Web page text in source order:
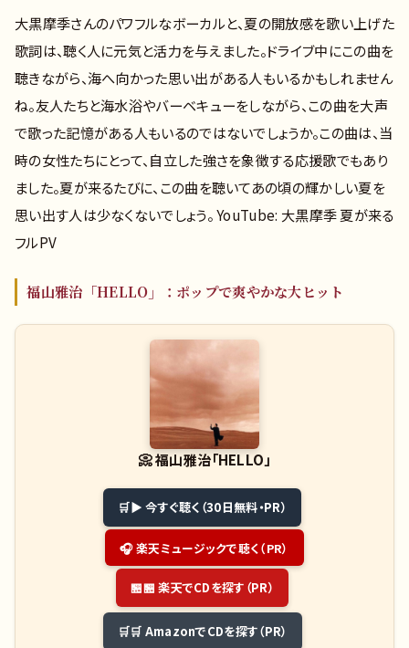
大黒摩季さんのパワフルなボーカルと、夏の開放感を歌い上げた
歌詞は、聴く人に元気と活力を与えました。ドライブ中にこの曲を
聴きながら、海へ向かった思い出がある人もいるかもしれません
ね。友人たちと海水浴やバーベキューをしながら、この曲を大声
で歌った記憶がある人もいるのではないでしょうか。この曲は、当
時の女性たちにとって、自立した強さを象徴する応援歌でもあり
ました。夏が来るたびに、この曲を聴いてあの頃の輝かしい夏を
思い出す人は少なくないでしょう。 YouTube: 大黒摩季 夏が来る
フルPV
福山雅治「HELLO」：ポップで爽やかな大ヒット
📀福山雅治「HELLO」
▶ 今すぐ聴く（30日無料・PR）
🎧 楽天ミュージックで聴く（PR）
🏪 楽天でCDを探す（PR）
🛒 AmazonでCDを探す（PR）